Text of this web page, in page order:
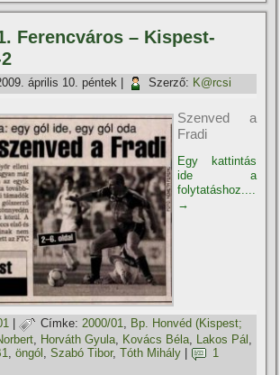
Ferencváros – Kispest-
április 10. péntek Szerző: K@rcsi
Szenved a
Fradi
Egy kattintás
ide a
folytatáshoz....
→
| Címke: 2000/01, Bp. Honvéd (Kispest;
Horváth Gyula Kovács Béla Lakos Pál
,öngól ,Szabó Tibor,Tóth Mihály
1